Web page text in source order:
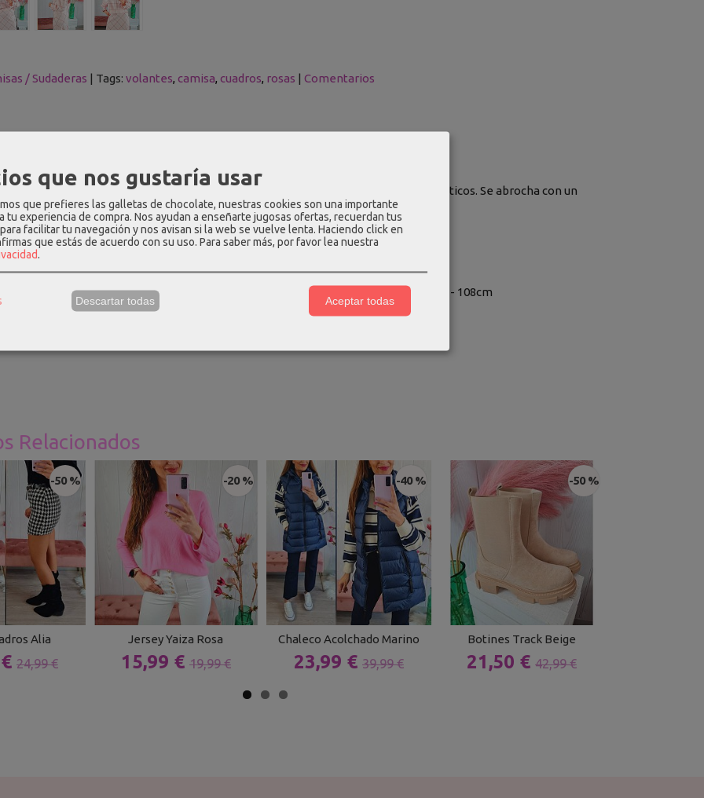
/ Sudaderas | Tags: volantes camisa cuadros rosas | Comentarios
de cuadros, cuello redondo, volantes en los hombros, y manga larga con puños elásticos. Se abrocha con un
parte trasera del cuello.
hasta una talla 42.
Talla única: largo - 47cm, hombros - 38cm, pecho - 100cm, cintura - 102cm, cadera - 108cm
Relacionados
-50 %
Alia
24,99 €
-20 %
Jersey Yaiza Rosa
15,99 € 19,99 €
-40 %
Chaleco Acolchado Marino
23,99 € 39,99 €
-50 %
Botines Track Beige
21,50 € 42,99 €
que nos gustaría usar
que prefieres las galletas de chocolate, nuestras cookies son una importante
tu experiencia de compra. Nos ayudan a enseñarte jugosas ofertas, recuerdan tus
facilitar tu navegación y nos avisan si la web se vuelve lenta. Haciendo click en
que estás de acuerdo con su uso. Para saber más, por favor lea nuestra
.
Descartar todas Aceptar todas